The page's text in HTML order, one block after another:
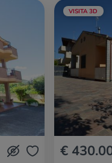
VISITA 3D
€